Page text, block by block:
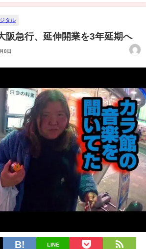
タル
阪急行、延伸開業を3年延期へ
8日
LINE